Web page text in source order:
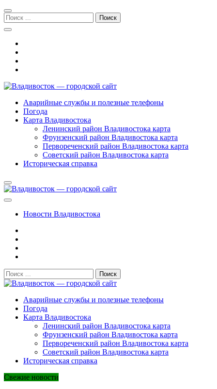
Перейти
к
навигации
Перейти
к
содержимому
Поиск:
Владивосток — городской сайт
Аварийные службы и полезные телефоны
Погода
Карта Владивостока
Ленинский район Владивостока карта
Фрунзенский район Владивостока карта
Первореченский район Владивостока карта
Советский район Владивостока карта
Историческая справка
Новости Владивостока
Поиск:
Владивосток — городской сайт
Аварийные службы и полезные телефоны
Погода
Карта Владивостока
Ленинский район Владивостока карта
Фрунзенский район Владивостока карта
Первореченский район Владивостока карта
Советский район Владивостока карта
Историческая справка
Свежие новости